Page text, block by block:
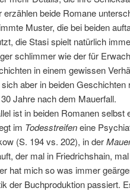
erzählen beide Romane
Muster, die bei beiden
die Stasi spielt natürlich
schlimmer wie der für
in einem gewissen
aber in beiden
Jahre nach dem Mauerfall.
ist in beiden Romanen
im Todesstreifeneine
(S. 194 vs. 202), in der
der mal in Friedrichshain,
hat mich so was immer
der Buchproduktion passiert.